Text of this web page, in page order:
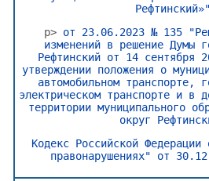
Рефтинский»"
p> от 23.06.2023 № 135
изменений в решение Думы
Рефтинский от 14 сентября
утверждении положения о
автомобильном транспорте,
электрическом транспорте и в
территории муниципального
округ
Кодекс Российской Федерации
правонарушениях" от